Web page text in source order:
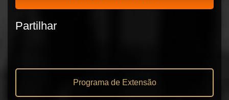
Partilhar
Programa de Extensão